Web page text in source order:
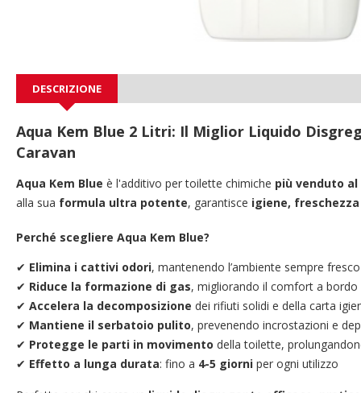
DESCRIZIONE
Aqua Kem Blue 2 Litri: Il Miglior Liquido
Caravan
Aqua Kem Blue è l'additivo per toilette chimiche più venduto al
alla sua formula ultra potente, garantisce igiene,
Perché scegliere Aqua Kem Blue?
✔ Elimina i cattivi odori, mantenendo l’ambiente sempre fresco
✔ Riduce la formazione di gas, migliorando il comfort a bordo
✔ Accelera la decomposizione dei rifiuti solidi e della carta
✔ Mantiene il serbatoio pulito, prevenendo incrostazioni e
✔ Protegge le parti in movimento della toilette,
✔ Effetto a lunga durata: fino a 4-5 giorni per ogni utilizzo